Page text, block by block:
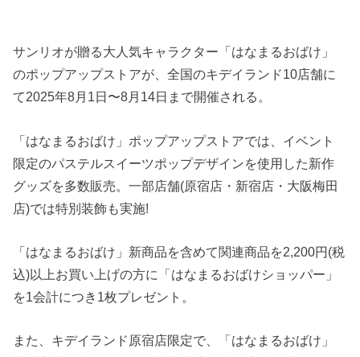
サンリオが贈る大人気キャラクター「はなまるおばけ」
のポップアップストアが、全国のキデイランド10店舗に
て2025年8月1日〜8月14日まで開催される。
「はなまるおばけ」ポップアップストアでは、イベント
限定のパステルスイーツポップデザインを使用した新作
グッズを多数販売。一部店舗(原宿店・新宿店・大阪梅田
店)では特別装飾も実施!
「はなまるおばけ」新商品を含めて関連商品を2,200円(税
込)以上お買い上げの方に「はなまるおばけショッパー」
を1会計につき1枚プレゼント。
また、キデイランド原宿店限定で、「はなまるおばけ」